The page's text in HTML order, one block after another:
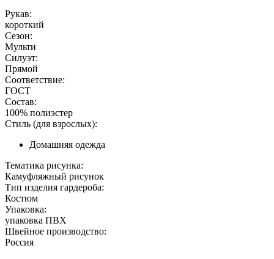
Рукав:
короткий
Сезон:
Мульти
Силуэт:
Прямой
Соответствие:
ГОСТ
Состав:
100% полиэстер
Стиль (для взрослых):
Домашняя одежда
Тематика рисунка:
Камуфляжный рисунок
Тип изделия гардероба:
Костюм
Упаковка:
упаковка ПВХ
Швейное производство:
Россия